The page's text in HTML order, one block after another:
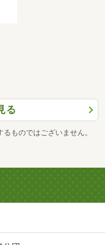
る
ものではございません。